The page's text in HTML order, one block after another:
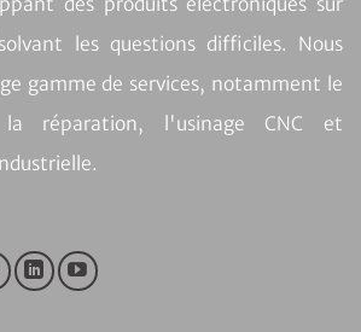
des produits électroniques sur
les questions difficiles. Nous
gamme de services, notamment le
la réparation, l'usinage CNC et